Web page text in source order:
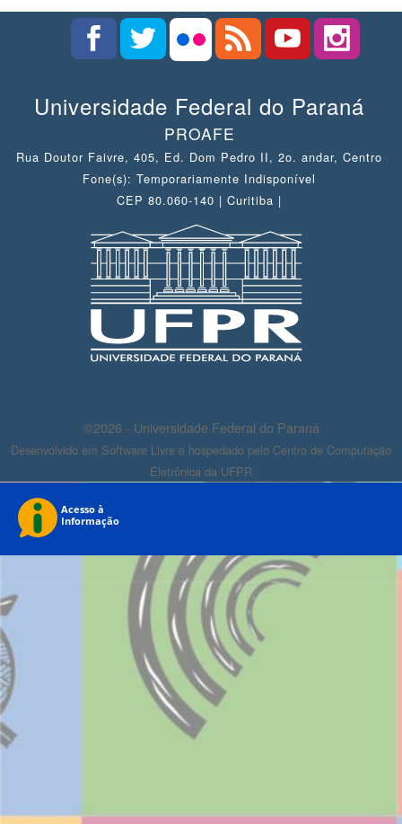
Universidade Federal do Paraná
PROAFE
Rua Doutor Faivre, 405, Ed. Dom Pedro II, 2o. andar, Centro
Fone(s): Temporariamente Indisponível
CEP 80.060-140 | Curitiba |
©2026 - Universidade Federal do Paraná
Desenvolvido em Software Livre e hospedado pelo Centro de Computação
Eletrônica da UFPR